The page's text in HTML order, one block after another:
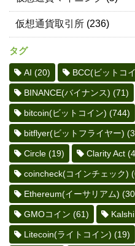
仮想通貨取引所 (236)
タグ
AI (20) BCC(ビットコ
BINANCE(バイナンス) (71)
bitcoin(ビットコイン) (744)
bitflyer(ビットフライヤー)
Circle (19) Clarity Act
coincheck(コインチェック)
Ethereum(イーサリアム)
GMOコイン (61) Kalshi
Litecoin(ライトコイン) (19)